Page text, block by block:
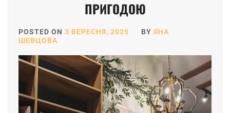
ПРИГОДОЮ
POSTED ON 3 ВЕРЕСНЯ, 2025 BY ЯНА
ШЕВЦОВА